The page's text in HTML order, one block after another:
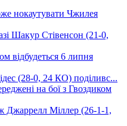
нокаутувати Чжилея
відбудеться 6 липня
на бої з Гвоздиком